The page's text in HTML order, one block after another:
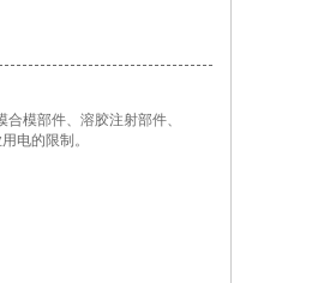
模部件、溶胶注射部件、
电的限制。